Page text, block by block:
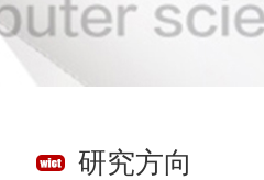
研究方向